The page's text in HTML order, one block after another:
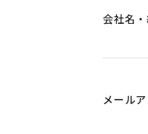
会社名
メール